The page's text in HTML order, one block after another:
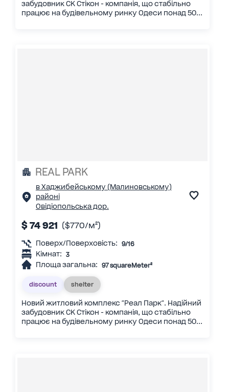
забудовник СК Стікон - компанія, що стабільно
працює на будівельному ринку Одеси понад 50...
REAL PARK
в Хаджибейському (Малиновському)
районі
Овідіопольська дор.
$ 74 921 ($770/м²)
Поверх/Поверховість: 9/16
Кімнат: 3
Площа загальна: 97 squareMeter²
discount shelter
Новий житловий комплекс "Реал Парк". Надійний
забудовник СК Стікон - компанія, що стабільно
працює на будівельному ринку Одеси понад 50...